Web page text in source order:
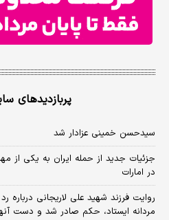
پربازدیدهای
سیدحسن خمینی عزادار شد
جزئیات جدید از حمله ایران به یکی از
در امارات
روایت فرزند شهید علی لاریجانی درباره
مردانه ایستاد، حکم صادر شد و دست